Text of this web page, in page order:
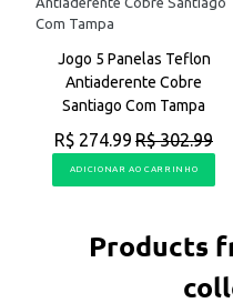
Jogo 5 Panelas Teflon
Antiaderente Cobre
Santiago Com Tampa
R$ 274.99 R$ 302.99
ADICIONAR AO CARRINHO
Products